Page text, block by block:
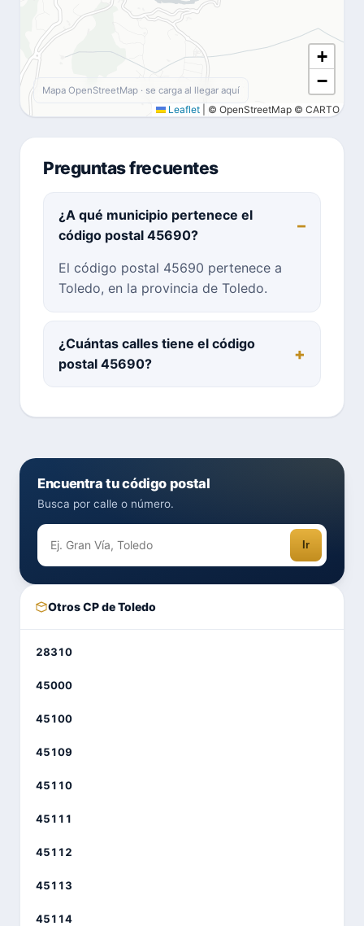
+
−
Leaflet © OpenStreetMap © CARTO
Mapa OpenStreetMap · se carga al llegar aquí
Preguntas frecuentes
¿A qué municipio pertenece el
código postal 45690?
El código postal 45690 pertenece a
Toledo, en la provincia de Toledo.
¿Cuántas calles tiene el código
postal 45690?
Encuentra tu código postal
Busca por calle o número.
Ir
Otros CP de Toledo
28310
45000
45100
45109
45110
45111
45112
45113
45114